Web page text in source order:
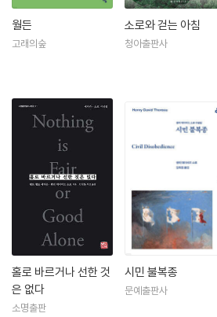
소로는 직접 오두막을 짓고 독립기념일에 입
주일에 하루는 일하고 엿새는 정신적인 삶에
험에 착수하여, 엿새 일하고 하루 쉬는 미국인
형태로 소로는 1846년부터 『월든 숲속의 생
막은 자연을 관찰하는 집필실이 되었다. 초월
살다가 대학 시절부터 그를 괴롭혀온 폐결핵
나이에 세상을 떠났다. 하지만 그의 책은 여전
의 나침반 역할을 하고 있다.
월든
고래의숲
소로와 걷는 아침
청아출판사
홀로 바르거나 선한 것
은 없다
소명출판
시민 불복종
문예출판사